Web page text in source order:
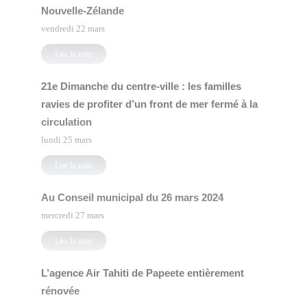
Nouvelle-Zélande
vendredi 22 mars
Lire la suite
21e Dimanche du centre-ville : les familles
ravies de profiter d’un front de mer fermé à la
circulation
lundi 25 mars
Lire la suite
Au Conseil municipal du 26 mars 2024
mercredi 27 mars
Lire la suite
L’agence Air Tahiti de Papeete entièrement
rénovée